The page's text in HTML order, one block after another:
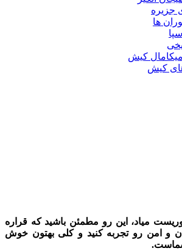
جزیره
ها
کیش
کیش
میاد، این رو مطمئن باشید که قراره
و امن رو تجربه کنید و کلی بهتون خوش